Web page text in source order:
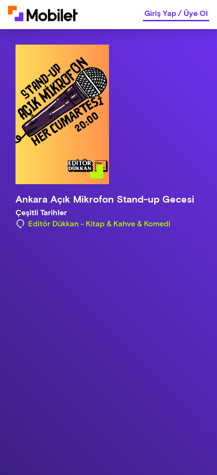
Giriş Yap/Üye Ol
Ankara Açık Mikrofon Stand-up Gecesi
Çeşitli Tarihler
Editör Dükkan - Kitap & Kahve & Komedi